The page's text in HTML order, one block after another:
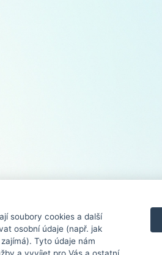
soubory cookies a další
osobní údaje (např. jak
Tyto údaje nám